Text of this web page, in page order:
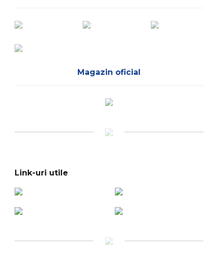
Magazin oficial
Link-uri utile